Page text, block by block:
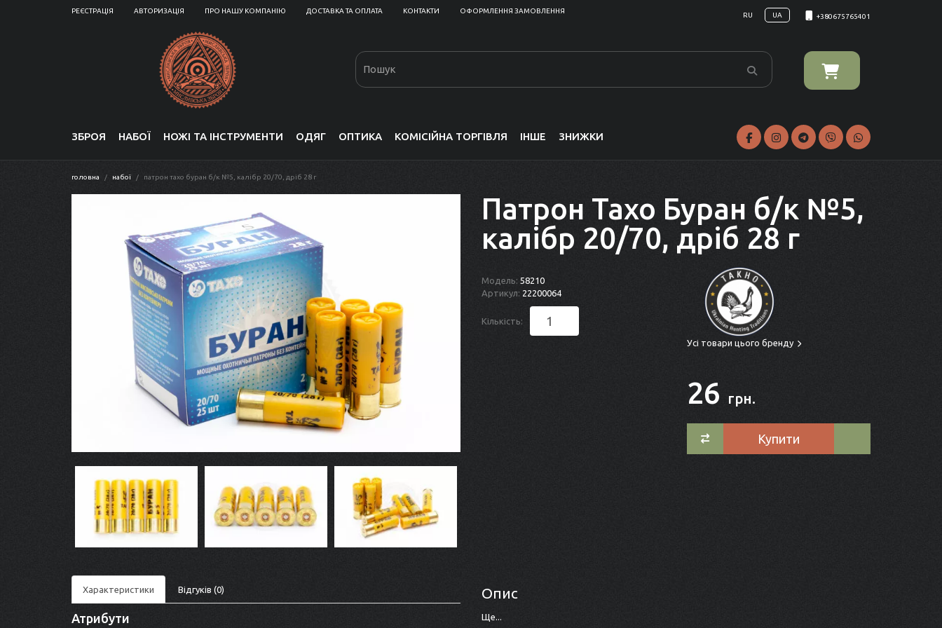
РЕЄСТРАЦІЯ АВТОРИЗАЦІЯ ПРО НАШУ КОМПАНІЮ ДОСТАВКА ТА ОПЛАТА КОНТАКТИ ОФОРМЛЕННЯ ЗАМОВЛЕННЯ
RU UA +380675765401
ЗБРОЯ НАБОЇ НОЖІ ТА ІНСТРУМЕНТИ ОДЯГ ОПТИКА КОМІСІЙНА ТОРГІВЛЯ ІНШЕ ЗНИЖКИ
головна набої патрон тахо буран б/к №5, калібр 20/70, дріб 28 г
Патрон Тахо Буран б/к №5,
калібр 20/70, дріб 28 г
Модель: 58210
Артикул: 22200064
Кількість:
Усі товари цього бренду
26 грн.
Купити
Характеристики Відгуків (0)
Атрибути
Опис
Ще...